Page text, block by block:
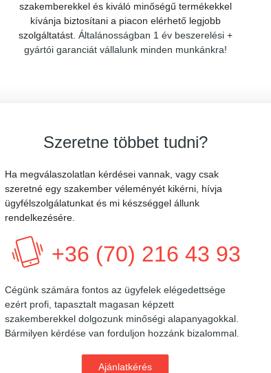
szakemberekkel és kiváló minőségű termékekkel
kívánja biztosítani a piacon elérhető legjobb
szolgáltatást. Általánosságban 1 év beszerelési +
gyártói garanciát vállalunk minden munkánkra!
Szeretne többet tudni?
Ha megválaszolatlan kérdései vannak, vagy csak
szeretné egy szakember véleményét kikérni, hívja
ügyfélszolgálatunkat és mi készséggel állunk
rendelkezésére.
+36 (70) 216 43 93
Cégünk számára fontos az ügyfelek elégedettsége
ezért profi, tapasztalt magasan képzett
szakemberekkel dolgozunk minőségi alapanyagokkal.
Bármilyen kérdése van forduljon hozzánk bizalommal.
Ajánlatkérés